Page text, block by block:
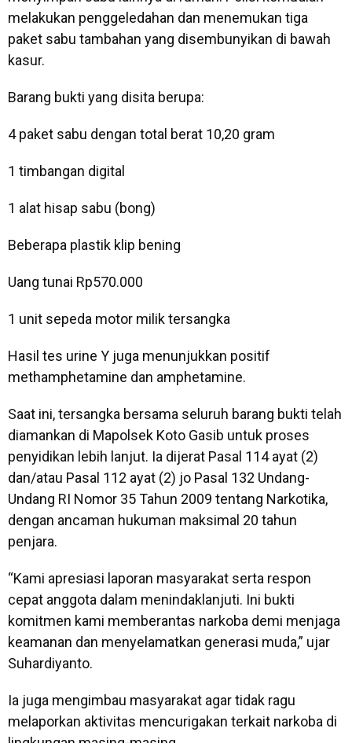
melakukan penggeledahan dan menemukan tiga
paket sabu tambahan yang disembunyikan di bawah
kasur.
Barang bukti yang disita berupa:
4 paket sabu dengan total berat 10,20 gram
1 timbangan digital
1 alat hisap sabu (bong)
Beberapa plastik klip bening
Uang tunai Rp570.000
1 unit sepeda motor milik tersangka
Hasil tes urine Y juga menunjukkan positif
methamphetamine dan amphetamine.
Saat ini, tersangka bersama seluruh barang bukti telah
diamankan di Mapolsek Koto Gasib untuk proses
penyidikan lebih lanjut. Ia dijerat Pasal 114 ayat (2)
dan/atau Pasal 112 ayat (2) jo Pasal 132 Undang-
Undang RI Nomor 35 Tahun 2009 tentang Narkotika,
dengan ancaman hukuman maksimal 20 tahun
penjara.
“Kami apresiasi laporan masyarakat serta respon
cepat anggota dalam menindaklanjuti. Ini bukti
komitmen kami memberantas narkoba demi menjaga
keamanan dan menyelamatkan generasi muda,” ujar
Suhardiyanto.
Ia juga mengimbau masyarakat agar tidak ragu
melaporkan aktivitas mencurigakan terkait narkoba di